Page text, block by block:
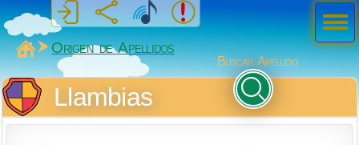
MiSabueso
Origen de Apellidos
Buscar Apellido
Llambias
Men
ú